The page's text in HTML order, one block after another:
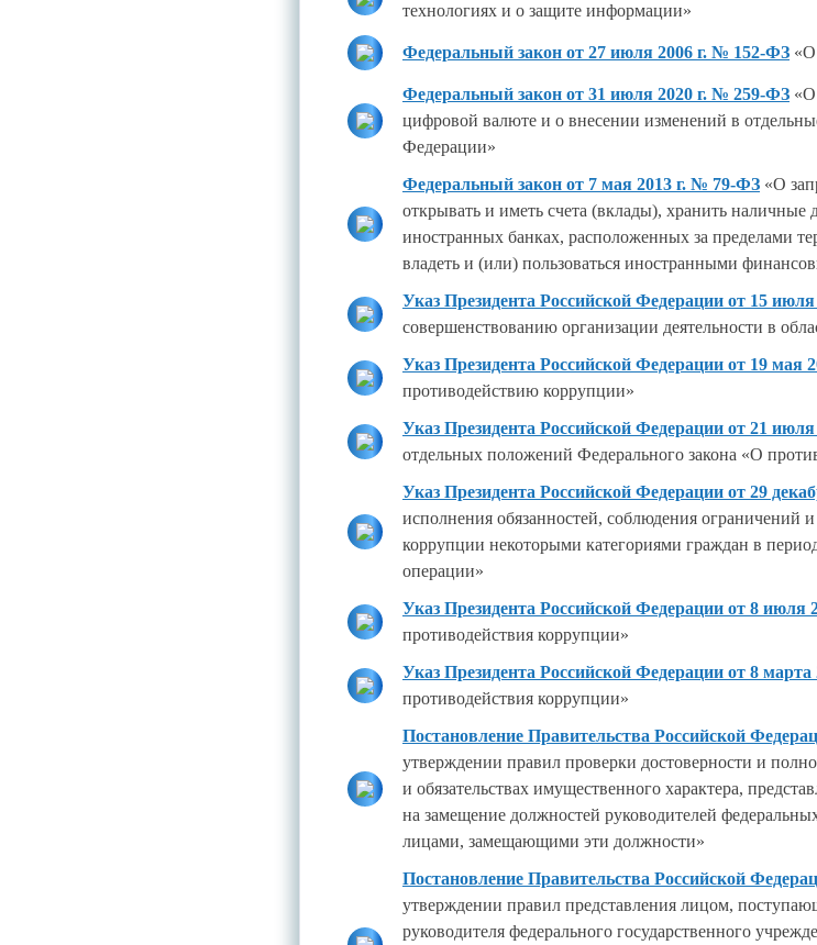
технологиях и о защите информации»
Федеральный закон от 27 июля 2006 г. № 152-ФЗ «О
Федеральный закон от 31 июля 2020 г. № 259-ФЗ «О
цифровой валюте и о внесении изменений в
Федерации»
Федеральный закон от 7 мая 2013 г. № 79-ФЗ «О
открывать и иметь счета (вклады), хранить наличные
иностранных банках, расположенных за пределами
владеть и (или) пользоваться иностранными
Указ Президента Российской Федерации от 15
совершенствованию организации деятельности в
Указ Президента Российской Федерации от 19 мая
противодействию коррупции»
Указ Президента Российской Федерации от 21
отдельных положений Федерального закона «О
Указ Президента Российской Федерации от 29
исполнения обязанностей, соблюдения ограничений
коррупции некоторыми категориями граждан в
операции»
Указ Президента Российской Федерации от 8 июля
противодействия коррупции»
Указ Президента Российской Федерации от 8
противодействия коррупции»
Постановление Правительства Российской
утверждении правил проверки достоверности и
и обязательствах имущественного характера,
на замещение должностей руководителей
лицами, замещающими эти должности»
Постановление Правительства Российской
утверждении правил представления лицом,
руководителя федерального государственного